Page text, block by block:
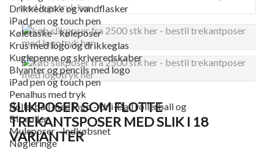
Drikkedunke og vandflasker
iPad pen og touch pen
Køletaske - køleposer
Krus med logo og drikkeglas
Kuglepenne og skriveredskaber
Blyanter og pencils med logo
iPad pen og touch pen
Penalhus med tryk
Rollerball med logo - Uni-Ball rollerball og
Bic roller
Muleposer - Indkøbsnet
Nøgleringe
SLIKPOSER SOM FLOTTE
TREKANTSPOSER MED SLIK I 18
VARIANTER